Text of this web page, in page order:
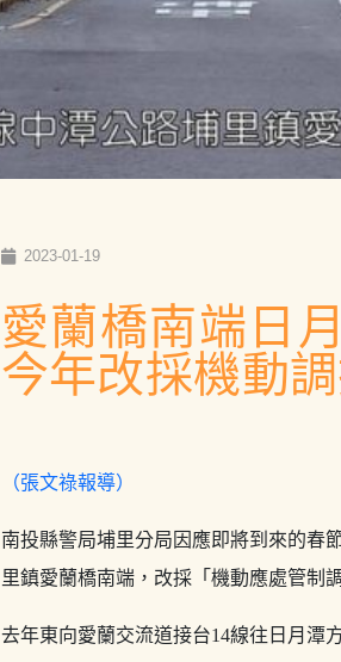
2023-01-19
愛蘭橋南端日
今年改採機動
（張文祿報導）
南投縣警局埔里分局因應即將到來的春
里鎮愛蘭橋南端，改採「機動應處管制
去年東向愛蘭交流道接台14線往日月潭